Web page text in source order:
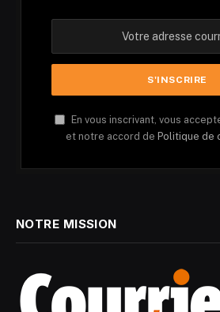
En vous inscrivant, vous
et notre accord de Politique de
NOTRE MISSION